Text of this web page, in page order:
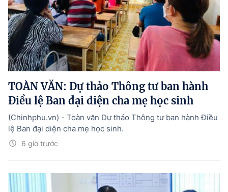
TOÀN VĂN: Dự thảo Thông tư ban hành
Điều lệ Ban đại diện cha mẹ học sinh
6 giờ trước
(Chinhphu.vn) - Toàn văn Dự thảo Thông tư ban hành Điều
lệ Ban đại diện cha mẹ học sinh.